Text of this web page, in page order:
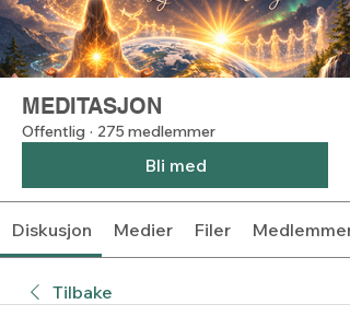
MEDITASJON
Offentlig · 275 medlemmer
Bli med
Diskusjon Medier Filer Medlemmer
Tilbake